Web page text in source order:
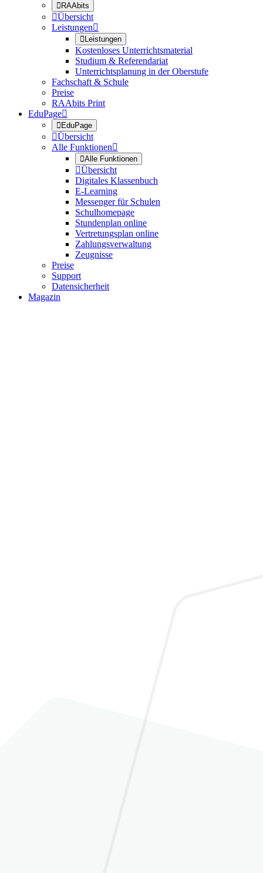
RAAbits
Übersicht
Leistungen
Leistungen
Kostenloses Unterrichtsmaterial
Studium & Referendariat
Unterrichtsplanung in der Oberstufe
Fachschaft & Schule
Preise
RAAbits Print
EduPage
EduPage
Übersicht
Alle Funktionen
Alle Funktionen
Übersicht
Digitales Klassenbuch
E-Learning
Messenger für Schulen
Schulhomepage
Stundenplan online
Vertretungsplan online
Zahlungsverwaltung
Zeugnisse
Preise
Support
Datensicherheit
Magazin